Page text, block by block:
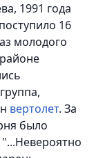
1991 года
16
молодого
вертолет. За
было
"...Невероятно